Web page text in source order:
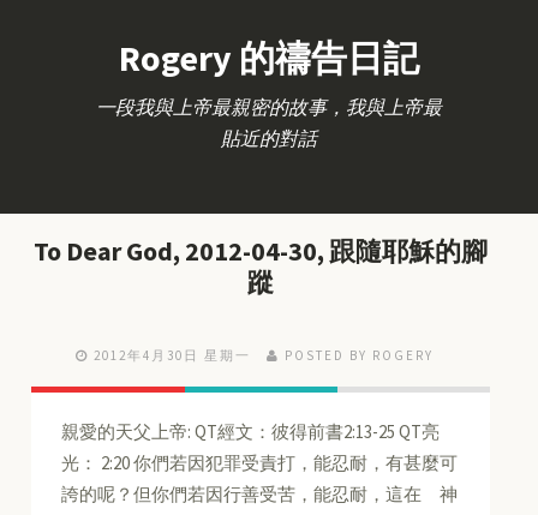
Rogery 的禱告日記
一段我與上帝最親密的故事，我與上帝最
貼近的對話
To Dear God, 2012-04-30, 跟隨耶穌的腳
蹤
2012年4月30日 星期一 POSTED BY ROGERY
親愛的天父上帝: QT經文：彼得前書2:13-25 QT亮
光： 2:20 你們若因犯罪受責打，能忍耐，有甚麼可
誇的呢？但你們若因行善受苦，能忍耐，這在 神